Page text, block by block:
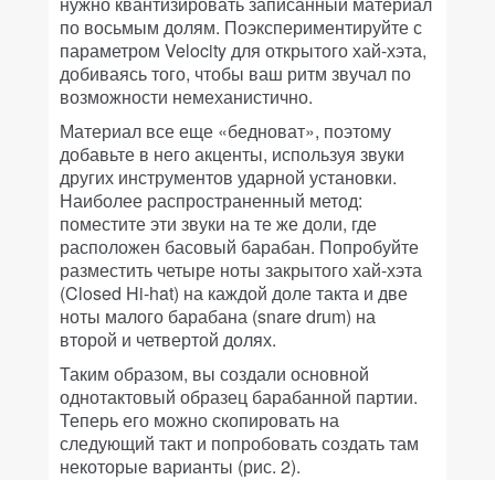
по восьмым долям. Поэкспериментируйте с
параметром Velocity для открытого хай-хэта,
добиваясь того, чтобы ваш ритм звучал по
возможности немеханистично.
Материал все еще «бедноват», поэтому
добавьте в него акценты, используя звуки
других инструментов ударной установки.
Наиболее распространенный метод:
поместите эти звуки на те же доли, где
расположен басовый барабан. Попробуйте
разместить четыре ноты закрытого хай-хэта
(Closed Hi-hat) на каждой доле такта и две
ноты малого барабана (snare drum) на
второй и четвертой долях.
Таким образом, вы создали основной
однотактовый образец барабанной партии.
Теперь его можно скопировать на
следующий такт и попробовать создать там
некоторые варианты (рис. 2).